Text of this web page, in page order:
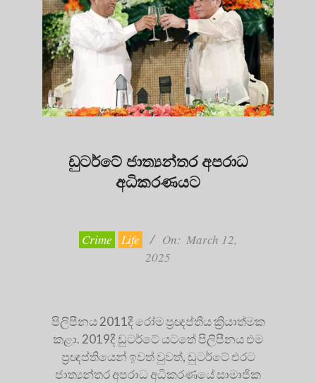
ඩුටර්ටේ ජාත්‍යන්තර අපරාධ
අධිකරණයට
Crime Life On: March 12,
2025
පිලිපීනය 2011දී රෝම ප්‍රඥප්තිය ක්‍රියාත්මක
කළා. 2019දී ඩුටර්ටේ යටතේ පිලිපීනය එම
ප්‍රඥප්තියෙන් ඉවත් වුවත්, ඩුටර්ටේ එරට
ජාත්‍යන්තර අපරාධ අධිකරණයේ සාමාජික